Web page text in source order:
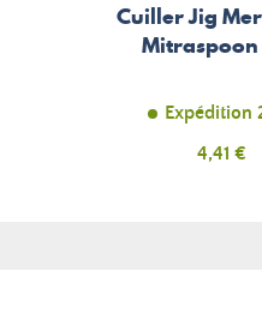
Cuiller Jig
Expédition
Prix
4,41 €